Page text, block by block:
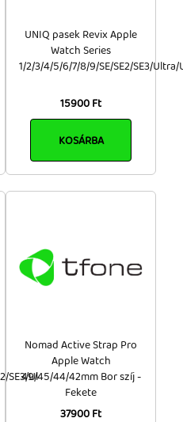
UNIQ pasek Revix Apple
Watch Series
1/2/3/4/5/6/7/8/9/SE/SE2/SE3/
15900 Ft
KOSÁRBA
SE3/Ul
Nomad Active Strap Pro
Apple Watch
49/45/44/42mm Bor szíj -
Fekete
37900 Ft